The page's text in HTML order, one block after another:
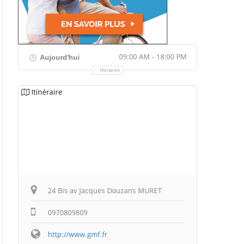
Aujourd'hui 09:00 AM - 18:00 PM
Horaires
Itinéraire
24 Bis av Jacques Douzans MURET
0970809809
http://www.gmf.fr